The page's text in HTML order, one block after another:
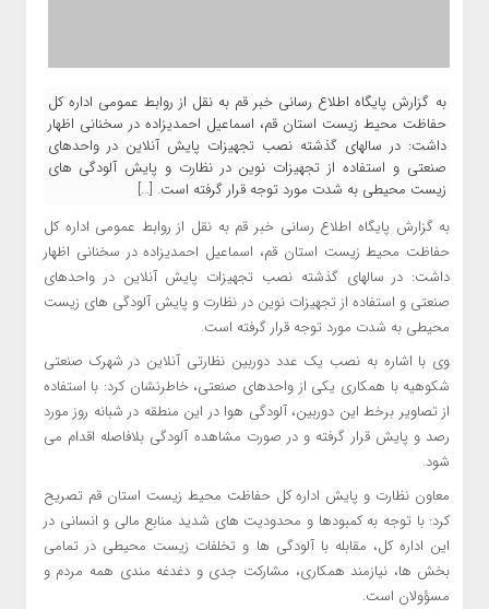
به گزارش پایگاه اطلاع رسانی خبر قم به نقل از روابط عمومی اداره کل
حفاظت محیط زیست استان قم، اسماعیل احمدیزاده در سخنانی اظهار
داشت: در سالهای گذشته نصب تجهیزات پایش آنلاین در واحدهای
صنعتی و استفاده از تجهیزات نوین در نظارت و پایش آلودگی های
زیست محیطی به شدت مورد توجه قرار گرفته است. […]
به گزارش پایگاه اطلاع رسانی خبر قم به نقل از روابط عمومی اداره کل
حفاظت محیط زیست استان قم، اسماعیل احمدیزاده در سخنانی اظهار
داشت: در سالهای گذشته نصب تجهیزات پایش آنلاین در واحدهای
صنعتی و استفاده از تجهیزات نوین در نظارت و پایش آلودگی های زیست
محیطی به شدت مورد توجه قرار گرفته است.
وی با اشاره به نصب یک عدد دوربین نظارتی آنلاین در شهرک صنعتی
شکوهیه با همکاری یکی از واحدهای صنعتی، خاطرنشان کرد: با استفاده
از تصاویر برخط این دوربین، آلودگی هوا در این منطقه در شبانه روز مورد
رصد و پایش قرار گرفته و در صورت مشاهده آلودگی بلافاصله اقدام می
شود.
معاون نظارت و پایش اداره کل حفاظت محیط زیست استان قم تصریح
کرد: با توجه به کمبودها و محدودیت های شدید منابع مالی و انسانی در
این اداره کل، مقابله با آلودگی ها و تخلفات زیست محیطی در تمامی
بخش ها، نیازمند همکاری، مشارکت جدی و دغدغه مندی همه مردم و
مسؤولان است.